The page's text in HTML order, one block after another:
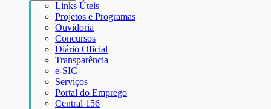
Links Úteis
Projetos e Programas
Ouvidoria
Concursos
Diário Oficial
Transparência
e-SIC
Serviços
Portal do Emprego
Central 156